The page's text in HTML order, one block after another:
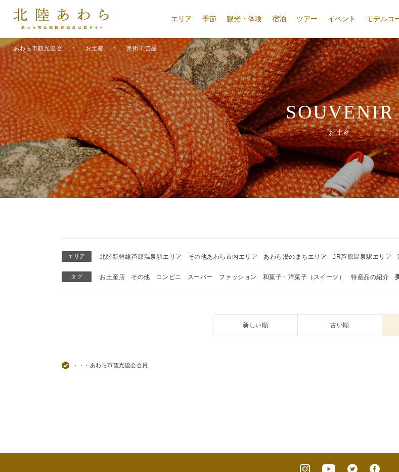
エリア 季節 観光・体験 宿泊 ツアー イベント モデルコ
あわら市観光協会 お土産 美術工芸品
SOUVENIR
お土産
エリア 北陸新幹線芦原温泉駅エリア その他あわら市内エリア あわら湯のまちエリア JR芦原温泉駅エリア
タグ お土産店 その他 コンビニ スーパー ファッション 和菓子・洋菓子（スイーツ） 特産品の紹介
新しい順 古い順
・・・あわら市観光協会会員